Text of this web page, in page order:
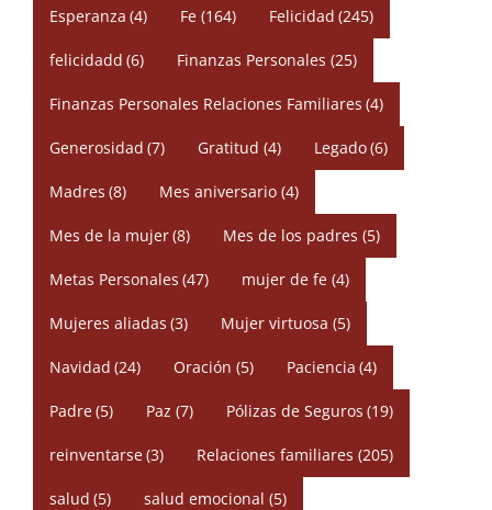
Esperanza (4) Fe (164) Felicidad (245)
felicidadd (6) Finanzas Personales (25)
Finanzas Personales Relaciones Familiares (4)
Generosidad (7) Gratitud (4) Legado(6)
Madres (8) Mes aniversario (4)
Mes de la mujer(8) Mes de los padres (5)
Metas Personales (47) mujer de fe (4)
Mujeres aliadas (3) Mujer virtuosa (5)
Navidad (24) Oración (5) Paciencia (4)
Padre(5) Paz (7) Pólizas de Seguros (19)
reinventarse(3) Relaciones familiares (205)
salud (5) salud emocional (5)